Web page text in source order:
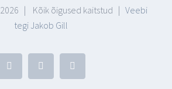
2026 | Kõik õigused kaitstud | Veebi
tegi Jakob Gill
FacebookYouTubeBlogger